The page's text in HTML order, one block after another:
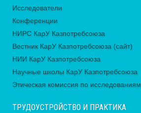
Исследователи
Конференции
НИРС КарУ Казпотребсоюза
Вестник КарУ Казпотребсоюза (сайт)
НИИ КарУ Казпотребсоюза
Научные школы КарУ Казпотребсоюза
Этическая комиссия по исследованиям
ТРУДОУСТРОЙСТВО И ПРАКТИКА